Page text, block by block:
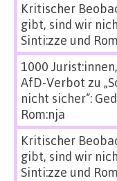
Kritischer
gibt, sind wir
Sinti:zze und
1000
AfD-Verbot zu
nicht sicher“:
Rom:nja
Kritischer
gibt, sind wir
Sinti:zze und